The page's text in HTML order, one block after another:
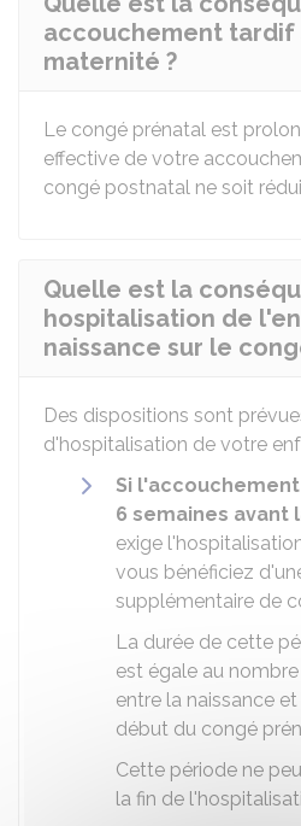
accouchement tardif
maternité ?
Le congé prénatal est
effective de votre
congé postnatal ne soit
Quelle est la
hospitalisation de
naissance sur le
Des dispositions sont
d'hospitalisation de votre
Si
6 semaines avant
exige
vous bénéficiez
supplémentaire de
La durée de cette
est égale au
entre la naissance
début du congé
Cette période ne
la fin de